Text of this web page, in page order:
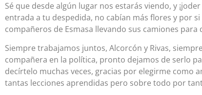
Sé que desde algún lugar nos estarás viendo, y
entrada a tu despedida, no cabían más flores y por
compañeros de Esmasa llevando sus camiones
Siempre trabajamos juntos, Alcorcón y Rivas,
compañera en la política, pronto dejamos de serlo
decírtelo muchas veces, gracias por elegirme como
tantas lecciones aprendidas pero sobre todo por